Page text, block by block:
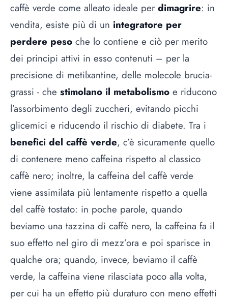
caffè verde come alleato ideale per dimagrire: in
vendita, esiste più di un integratore per
perdere peso che lo contiene e ciò per merito
dei principi attivi in esso contenuti – per la
precisione di metilxantine, delle molecole brucia-
grassi - che stimolano il metabolismo e riducono
l’assorbimento degli zuccheri, evitando picchi
glicemici e riducendo il rischio di diabete. Tra i
benefici del caffè verde, c’è sicuramente quello
di contenere meno caffeina rispetto al classico
caffè nero; inoltre, la caffeina del caffè verde
viene assimilata più lentamente rispetto a quella
del caffè tostato: in poche parole, quando
beviamo una tazzina di caffè nero, la caffeina fa il
suo effetto nel giro di mezz’ora e poi sparisce in
qualche ora; quando, invece, beviamo il caffè
verde, la caffeina viene rilasciata poco alla volta,
per cui ha un effetto più duraturo con meno effetti